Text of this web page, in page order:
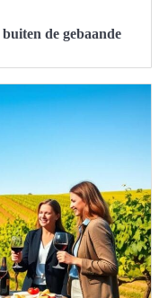
de gebaande